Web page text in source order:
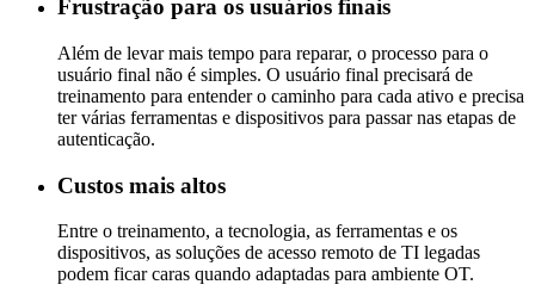
Frustração para os usuários finais
Além de levar mais tempo para reparar, o processo para o
usuário final não é simples. O usuário final precisará de
treinamento para entender o caminho para cada ativo e precisa
ter várias ferramentas e dispositivos para passar nas etapas de
autenticação.
Custos mais altos
Entre o treinamento, a tecnologia, as ferramentas e os
dispositivos, as soluções de acesso remoto de TI legadas
podem ficar caras quando adaptadas para ambiente OT.